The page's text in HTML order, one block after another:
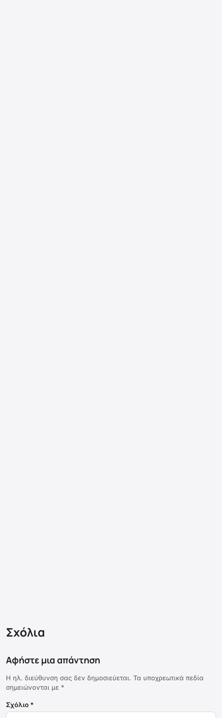
Σχόλια
Αφήστε μια απάντηση
Η ηλ. διεύθυνση σας δεν δημοσιεύεται. Τα υποχρεωτικά πεδία
σημειώνονται με *
Σχόλιο *